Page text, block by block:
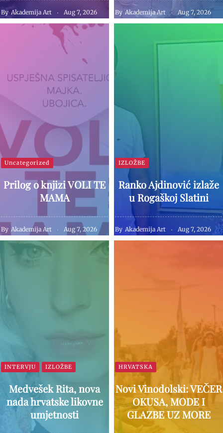
By Akademija Art Aug 7, 2026 By Akademija Art Aug 7, 2026
Uncategorized
Prilog o knjizi VOLI TE
MAMA
By Akademija Art Aug 7, 2026
IZLOŽBE
Ranko Ajdinović izlaže
u Rogaškoj Slatini
By Akademija Art Aug 7, 2026
INTERVJU IZLOŽBE
Medvešek Rita, nova
nada hrvatske likovne
umjetnosti
HRVATSKA
Novi Vinodolski: VEČER
OKUSA, MODE I
GLAZBE UZ MORE